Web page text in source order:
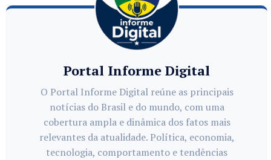
Portal Informe Digital
O Portal Informe Digital reúne as principais
notícias do Brasil e do mundo, com uma
cobertura ampla e dinâmica dos fatos mais
relevantes da atualidade. Política, economia,
tecnologia, comportamento e tendências